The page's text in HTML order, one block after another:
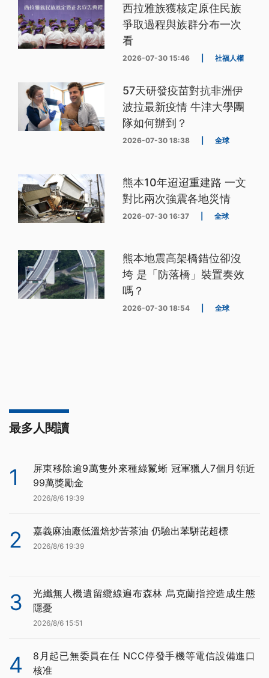
西拉雅族獲核定原住民族
爭取過程與族群分布一次
看
2026-07-30 15:46 社福人權
57天研發疫苗對抗非洲伊
波拉最新疫情 牛津大學團
隊如何辦到？
2026-07-30 18:38 全球
熊本10年迢迢重建路 一文
對比兩次強震各地災情
2026-07-30 16:37 全球
熊本地震高架橋錯位卻沒
垮 是「防落橋」裝置奏效
嗎？
2026-07-30 18:54 全球
最多人閱讀
1
屏東移除逾9萬隻外來種綠鬣蜥 冠軍獵人7個月領近
99萬獎勵金
2026/8/6 19:39
2 嘉義麻油廠低溫焙炒苦茶油 仍驗出苯駢芘超標
2026/8/6 19:39
3
光纖無人機遺留纜線遍布森林 烏克蘭指控造成生態
隱憂
2026/8/6 15:51
4
8月起已無委員在任 NCC停發手機等電信設備進口
核准